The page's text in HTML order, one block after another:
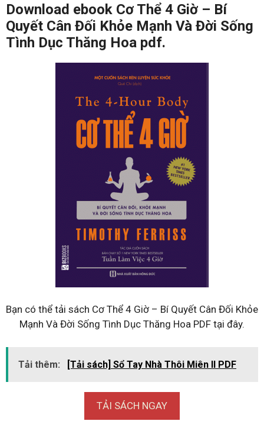
Download ebook Cơ Thể 4 Giờ – Bí
Quyết Cân Đối Khỏe Mạnh Và Đời Sống
Tình Dục Thăng Hoa pdf.
Bạn có thể tải sách Cơ Thể 4 Giờ – Bí Quyết Cân Đối Khỏe
Mạnh Và Đời Sống Tình Dục Thăng Hoa PDF tại đây.
Tải thêm: [Tải sách] Sổ Tay Nhà Thôi Miên II PDF
TẢI SÁCH NGAY